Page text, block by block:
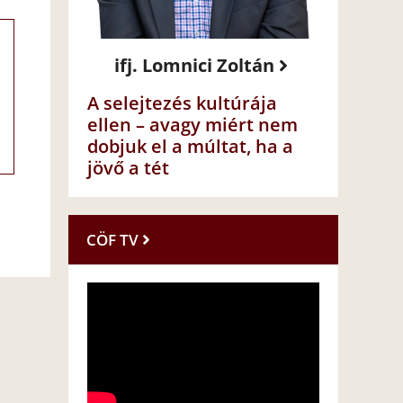
ifj. Lomnici Zoltán
A selejtezés kultúrája
ellen – avagy miért nem
dobjuk el a múltat, ha a
jövő a tét
CÖF TV